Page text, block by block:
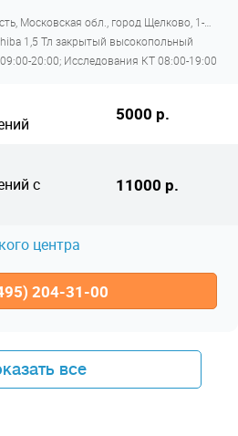
1,5 Тл закрытый высокопольный
20:00; Исследования КТ 08:00-19:00
5000 р.
с
11000 р.
центра
204-31-00
все